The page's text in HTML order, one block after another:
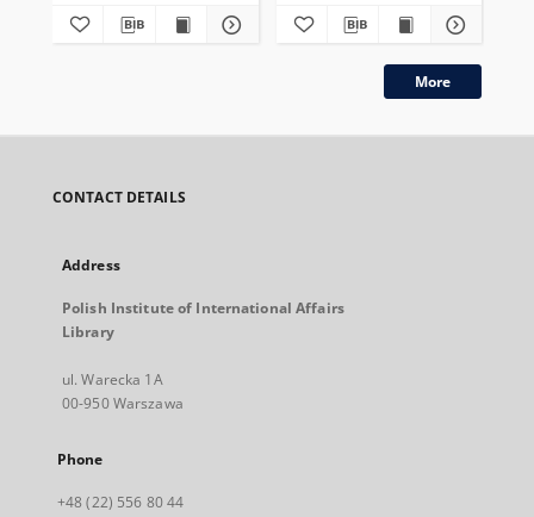
More
CONTACT DETAILS
Address
Polish Institute of International Affairs
Library
ul. Warecka 1A
00-950 Warszawa
Phone
+48 (22) 556 80 44